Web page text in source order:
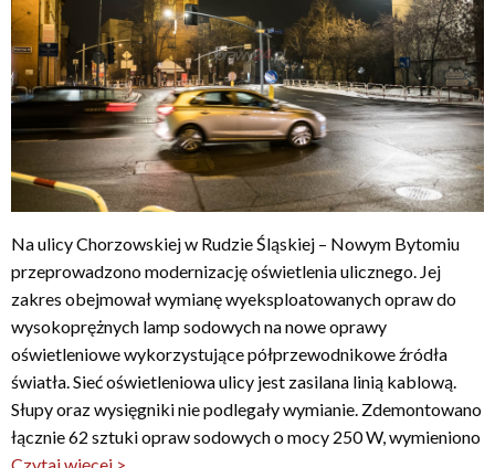
Na ulicy Chorzowskiej w Rudzie Śląskiej – Nowym Bytomiu
przeprowadzono modernizację oświetlenia ulicznego. Jej
zakres obejmował wymianę wyeksploatowanych opraw do
wysokoprężnych lamp sodowych na nowe oprawy
oświetleniowe wykorzystujące półprzewodnikowe źródła
światła. Sieć oświetleniowa ulicy jest zasilana linią kablową.
Słupy oraz wysięgniki nie podlegały wymianie. Zdemontowano
łącznie 62 sztuki opraw sodowych o mocy 250 W, wymieniono